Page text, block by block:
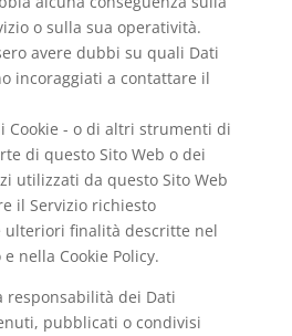
o sulla sua operatività.
avere dubbi su quali Dati
incoraggiati a contattare il
Cookie - o di altri strumenti di
di questo Sito Web o dei
utilizzati da questo Sito Web
il Servizio richiesto
ulteriori finalità descritte nel
nella Cookie Policy.
responsabilità dei Dati
pubblicati o condivisi